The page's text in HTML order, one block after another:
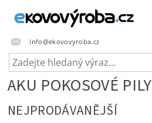
info@ekovovyroba.cz
AKU POKOSOVÉ PILY
NEJPRODÁVANĚJŠÍ